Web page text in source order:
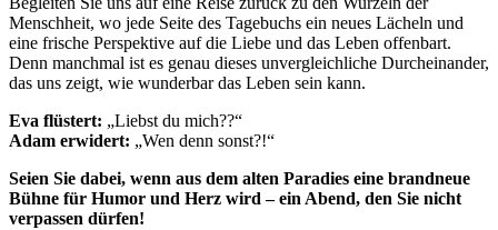
Menschheit, wo jede Seite des Tagebuchs ein neues Lächeln und
eine frische Perspektive auf die Liebe und das Leben offenbart.
Denn manchmal ist es genau dieses unvergleichliche Durcheinander,
das uns zeigt, wie wunderbar das Leben sein kann.
Eva flüstert: „Liebst du mich??“
Adam erwidert: „Wen denn sonst?!“
Seien Sie dabei, wenn aus dem alten Paradies eine brandneue
Bühne für Humor und Herz wird – ein Abend, den Sie nicht
verpassen dürfen!